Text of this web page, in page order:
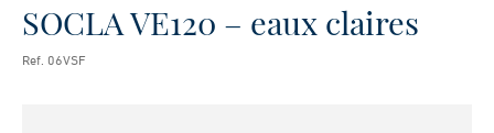
SOCLA VE120 – eaux claires
Ref. 06VSF